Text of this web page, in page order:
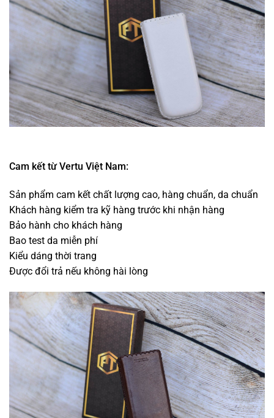
Cam kết từ Vertu Việt Nam:
Sản phẩm cam kết chất lượng cao, hàng chuẩn, da chuẩn
Khách hàng kiểm tra kỹ hàng trước khi nhận hàng
Bảo hành cho khách hàng
Bao test da miễn phí
Kiểu dáng thời trang
Được đổi trả nếu không hài lòng